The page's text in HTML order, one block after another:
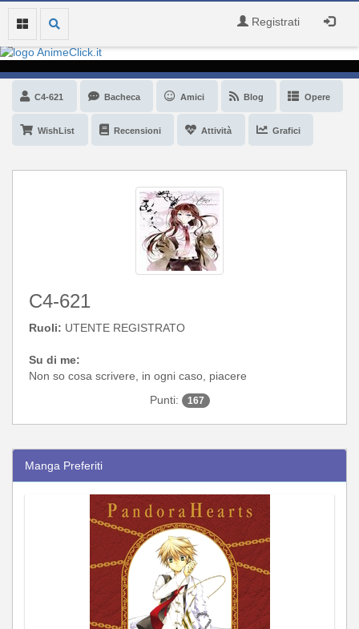
Registrati
C4-621 Bacheca Amici Blog Opere
WishList Recensioni Attività Grafici
C4-621
Ruoli: UTENTE REGISTRATO
Su di me:
Non so cosa scrivere, in ogni caso, piacere
Punti:
167
Manga Preferiti